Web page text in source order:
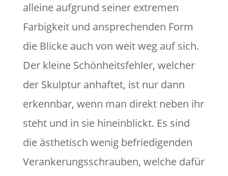
alleine aufgrund seiner extremen
Farbigkeit und ansprechenden Form
die Blicke auch von weit weg auf sich.
Der kleine Schönheitsfehler, welcher
der Skulptur anhaftet, ist nur dann
erkennbar, wenn man direkt neben ihr
steht und in sie hineinblickt. Es sind
die ästhetisch wenig befriedigenden
Verankerungsschrauben, welche dafür